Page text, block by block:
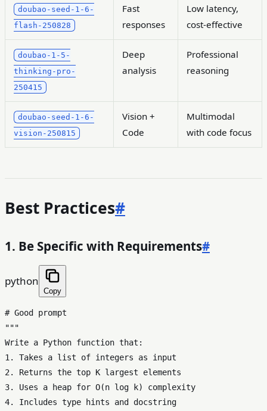
doubao-seed-1-6-
flash-250828
Fast
responses
Low latency,
cost-effective
doubao-1-5-
thinking-pro-
250415
Deep
analysis
Professional
reasoning
doubao-seed-1-6-
vision-250815
Vision +
Code
Multimodal
with code focus
Best Practices#
1. Be Specific with Requirements#
python
Copy
# Good prompt
"""
Write a Python function that:
1. Takes a list of integers as input
2. Returns the top K largest elements
3. Uses a heap for O(n log k) complexity
4. Includes type hints and docstring